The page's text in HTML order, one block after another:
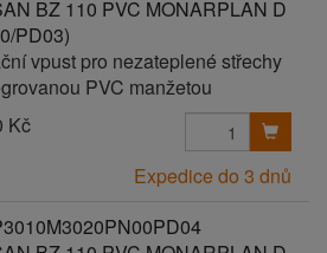
BZ 110 PVC MONARPLAN D
PD03)
vpust pro nezateplené střechy
PVC manžetou
Kč
Expedice do 3 dnů